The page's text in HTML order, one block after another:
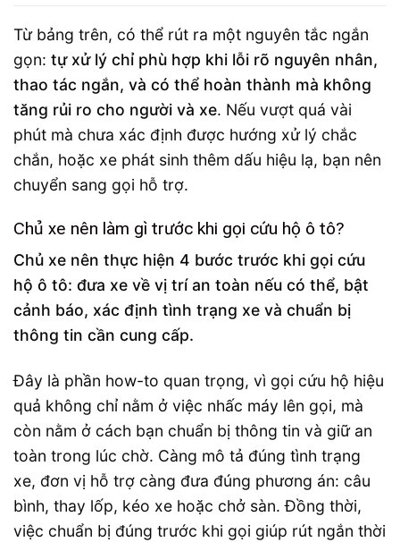
Từ bảng trên, có thể rút ra một nguyên tắc ngắn
gọn: tự xử lý chỉ phù hợp khi lỗi rõ nguyên nhân,
thao tác ngắn, và có thể hoàn thành mà không
tăng rủi ro cho người và xe. Nếu vượt quá vài
phút mà chưa xác định được hướng xử lý chắc
chắn, hoặc xe phát sinh thêm dấu hiệu lạ, bạn nên
chuyển sang gọi hỗ trợ.
Chủ xe nên làm gì trước khi gọi cứu hộ ô tô?
Chủ xe nên thực hiện 4 bước trước khi gọi cứu
hộ ô tô: đưa xe về vị trí an toàn nếu có thể, bật
cảnh báo, xác định tình trạng xe và chuẩn bị
thông tin cần cung cấp.
Đây là phần how-to quan trọng, vì gọi cứu hộ hiệu
quả không chỉ nằm ở việc nhấc máy lên gọi, mà
còn nằm ở cách bạn chuẩn bị thông tin và giữ an
toàn trong lúc chờ. Càng mô tả đúng tình trạng
xe, đơn vị hỗ trợ càng đưa đúng phương án: câu
bình, thay lốp, kéo xe hoặc chở sàn. Đồng thời,
việc chuẩn bị đúng trước khi gọi giúp rút ngắn thời